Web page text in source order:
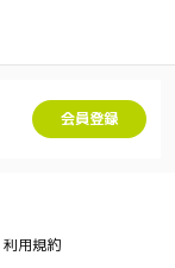
会員登録
利用規約